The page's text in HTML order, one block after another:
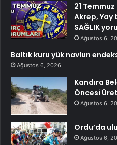
21
Akrep, Yay
SAĞLIK
Ağustos 6,
Baltık kuru yük navlun
Ağustos 6, 2026
Kandıra
Öncesi
Ağustos 6,
Ordu’da
Ağustos 6,